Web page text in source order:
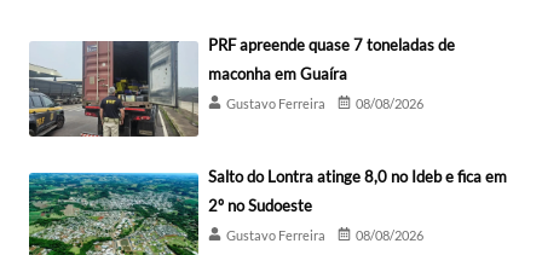
PRF apreende quase 7 toneladas de
maconha em Guaíra
Gustavo Ferreira 08/08/2026
Salto do Lontra atinge 8,0 no Ideb e fica em
2º no Sudoeste
Gustavo Ferreira 08/08/2026